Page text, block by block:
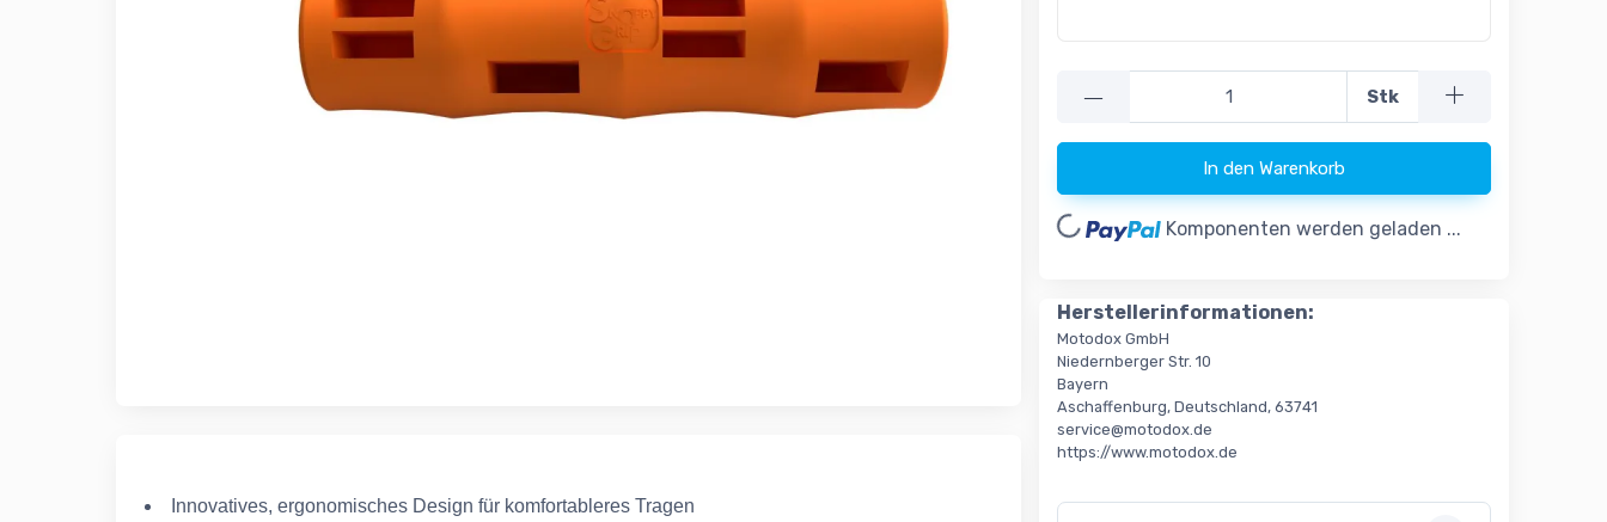
Innovatives, ergonomisches Design für komfortableres Tragen
— Stk
In den Warenkorb
Loading... Komponenten werden geladen ...
Herstellerinformationen:
Motodox GmbH
Niedernberger Str. 10
Bayern
Aschaffenburg, Deutschland, 63741
service@motodox.de
https://www.motodox.de